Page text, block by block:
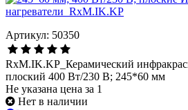
Артикул: 50350
RxM.IK.KP_Керамический
плоский 400 Вт/230 В; 245*60 мм
Не указана цена за 1
Нет в наличии